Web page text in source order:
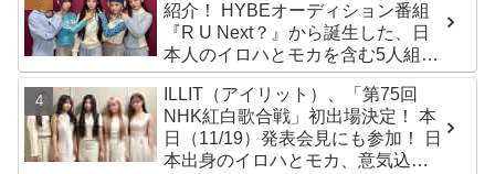
紹介！ HYBEオーディション番組
『R U Next？』から誕生した、日
本人のイロハとモカを含む5人組ガ
ールズグループ！ デビュー曲
「Magnetic」がいきなりの大ヒッ
ト
ILLIT（アイリット）、「第75回
NHK紅白歌合戦」初出場決定！ 本
日（11/19）発表会見にも参加！ 日
本出身のイロハとモカ、意気込み